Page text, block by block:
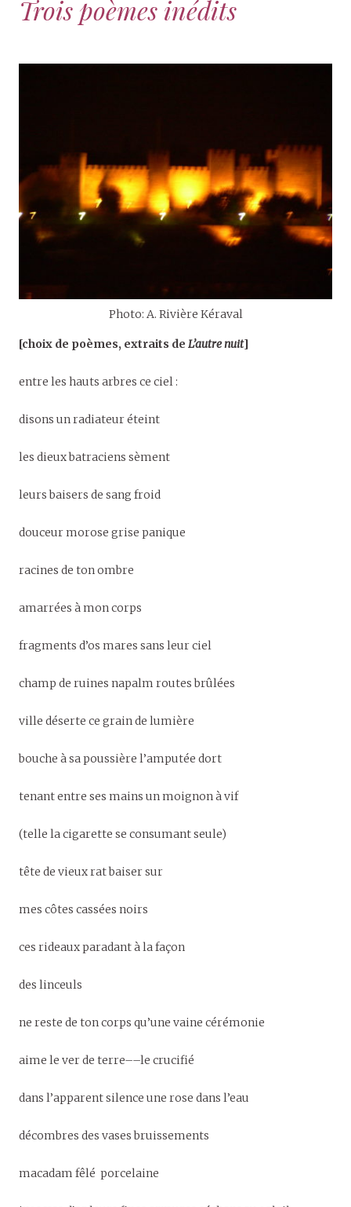
Trois poèmes inédits
Photo: A. Rivière Kéraval
[choix de poèmes, extraits de L’autre nuit]
entre les hauts arbres ce ciel :
disons un radiateur éteint
les dieux batraciens sèment
leurs baisers de sang froid
douceur morose grise panique
racines de ton ombre
amarrées à mon corps
fragments d’os mares sans leur ciel
champ de ruines napalm routes brûlées
ville déserte ce grain de lumière
bouche à sa poussière l’amputée dort
tenant entre ses mains un moignon à vif
(telle la cigarette se consumant seule)
tête de vieux rat baiser sur
mes côtes cassées noirs
ces rideaux paradant à la façon
des linceuls
ne reste de ton corps qu’une vaine cérémonie
aime le ver de terre––le crucifié
dans l’apparent silence une rose dans l’eau
décombres des vases bruissements
macadam fêlé porcelaine